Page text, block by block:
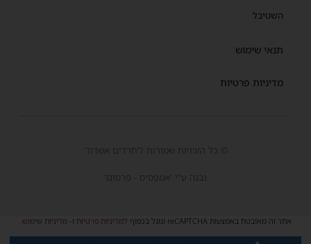
השטיבל
תנאי שימוש
מדיניות פרטיות
© כל הזכויות שמורות ל'חרדים אשדוד'
נבנה ע"י 'אמפסיס - פרסום'
אתר זה מאובטח באמצעות reCAPTCHA וגוגל בכפוף למדיניות פרטיות ו-מדיניות שימוש.